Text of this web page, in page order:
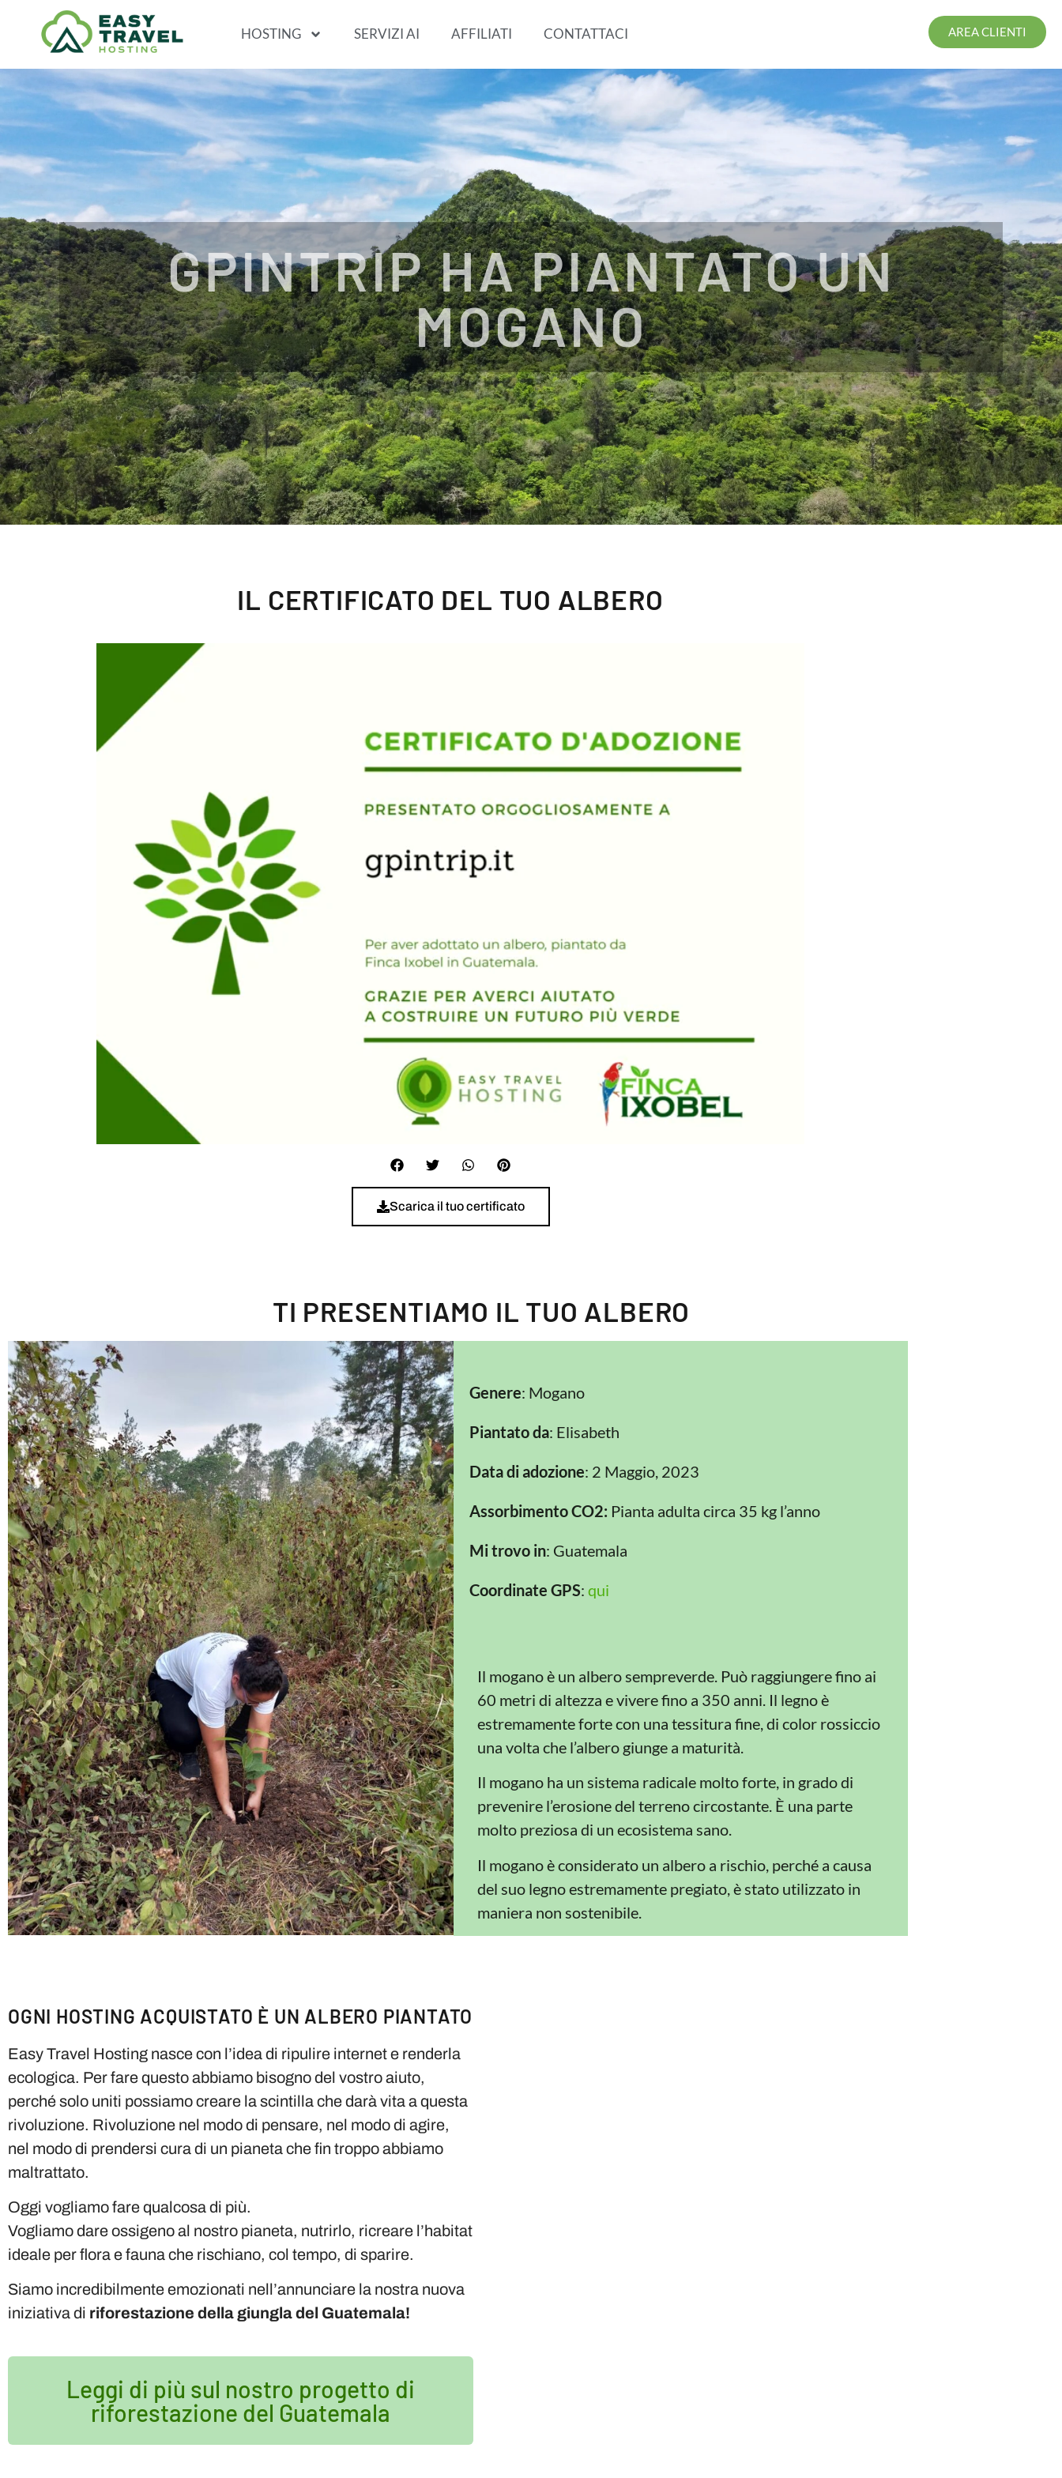
HOSTING SERVIZI AI AFFILIATI CONTATTACI AREA CLIENTI
GPINTRIP HA PIANTATO UN
MOGANO
IL CERTIFICATO DEL TUO ALBERO
Scarica il tuo certificato
TI PRESENTIAMO IL TUO ALBERO
Genere: Mogano
Piantato da: Elisabeth
Data di adozione: 2 Maggio, 2023
Assorbimento CO2: Pianta adulta circa 35 kg l’anno
Mi trovo in: Guatemala
Coordinate GPS: qui
Il mogano è un albero sempreverde. Può raggiungere fino ai
60 metri di altezza e vivere fino a 350 anni. Il legno è
estremamente forte con una tessitura fine, di color rossiccio
una volta che l’albero giunge a maturità.
Il mogano ha un sistema radicale molto forte, in grado di
prevenire l’erosione del terreno circostante. È una parte
molto preziosa di un ecosistema sano.
Il mogano è considerato un albero a rischio, perché a causa
del suo legno estremamente pregiato, è stato utilizzato in
maniera non sostenibile.
OGNI HOSTING ACQUISTATO È UN ALBERO PIANTATO
Easy Travel Hosting nasce con l’idea di ripulire internet e renderla
ecologica. Per fare questo abbiamo bisogno del vostro aiuto,
perché solo uniti possiamo creare la scintilla che darà vita a questa
rivoluzione. Rivoluzione nel modo di pensare, nel modo di agire,
nel modo di prendersi cura di un pianeta che fin troppo abbiamo
maltrattato.
Oggi vogliamo fare qualcosa di più.
Vogliamo dare ossigeno al nostro pianeta, nutrirlo, ricreare l’habitat
ideale per flora e fauna che rischiano, col tempo, di sparire.
Siamo incredibilmente emozionati nell’annunciare la nostra nuova
iniziativa di riforestazione della giungla del Guatemala!
Leggi di più sul nostro progetto di
riforestazione del Guatemala